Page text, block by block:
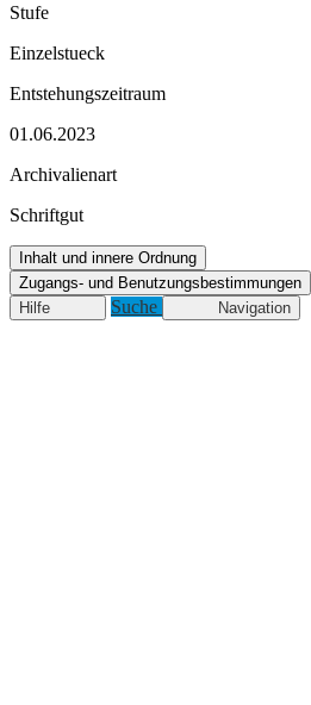
Stufe
Einzelstueck
Entstehungszeitraum
01.06.2023
Archivalienart
Schriftgut
Inhalt und innere Ordnung
Zugangs- und Benutzungsbestimmungen
Hilfe
Suche Navigation